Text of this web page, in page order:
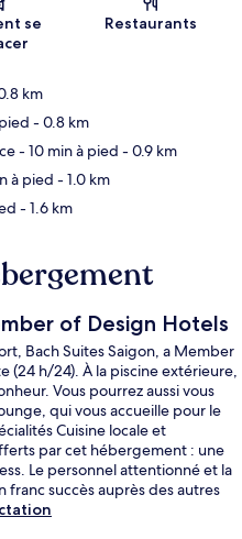
se
Restaurants
km
- 0.8 km
- 10 min à pied - 0.9 km
à pied - 1.0 km
- 1.6 km
of Design Hotels
Bach Suites Saigon, a Member
(24 h/24). À la piscine extérieure,
Vous pourrez aussi vous
qui vous accueille pour le
Cuisine locale et
par cet hébergement : une
Le personnel attentionné et la
succès auprès des autres
tout proches. Station de métro